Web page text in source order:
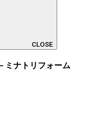
CLOSE
ミナトリフォーム